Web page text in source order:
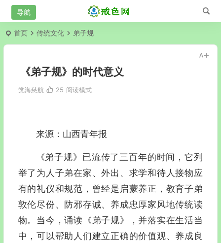
首页 传统文化 弟子规
《弟子规》的时代意义
觉海慈航 25 阅读模式
来源：山西青年报
《弟子规》已流传了三百年的时间，它列
举了为人子弟在家、外出、求学和待人接物应
有的礼仪和规范，曾经是启蒙养正，教育子弟
敦伦尽份、防邪存诚、养成忠厚家风地传统读
物。当今，诵读《弟子规》，并落实在生活当
中，可以帮助人们建立正确的价值观、养成良